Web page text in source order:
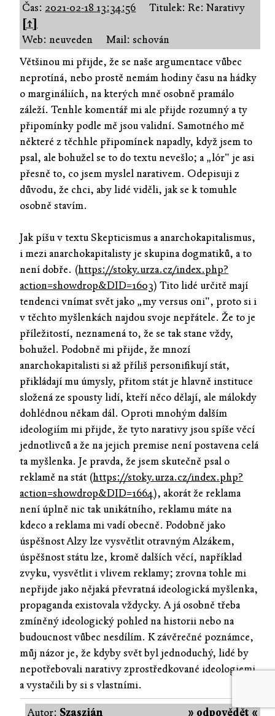
Čas: 2021-02-18 13:34:56
Titulek: Re: Narativy
[↑]
Web: neuveden
Mail: schován
Většinou mi přijde, že se naše argumentace vůbec
neprotíná, nebo prostě nemám hodiny času na hádky
o margináliích, na kterých mně osobně pramálo
záleží. Tenhle komentář mi ale přijde rozumný a ty
připomínky podle mě jsou validní. Samotného mě
některé z těchhle připomínek napadly, když jsem to
psal, ale bohužel se to do textu nevešlo; a „lór" je asi
přesně to, co jsem myslel narativem. Odepisuji z
důvodu, že chci, aby lidé viděli, jak se k tomuhle
osobně stavím.
Jak píšu v textu Skepticismus a anarchokapitalismus,
i mezi anarchokapitalisty je skupina dogmatiků, a to
není dobře. (https://stoky.urza.cz/index.php?
action=showdrop&DID=1603) Tito lidé určitě mají
tendenci vnímat svět jako „my versus oni", proto si i
v těchto myšlenkách najdou svoje nepřátele. Že to je
příležitostí, neznamená to, že se tak stane vždy,
bohužel. Podobně mi přijde, že mnozí
anarchokapitalisti si až příliš personifikují stát,
přikládají mu úmysly, přitom stát je hlavně instituce
složená ze spousty lidí, kteří něco dělají, ale málokdy
dohlédnou někam dál. Oproti mnohým dalším
ideologiím mi přijde, že tyto narativy jsou spíše věcí
jednotlivců a že na jejich premise není postavena celá
ta myšlenka. Je pravda, že jsem skutečně psal o
reklamě na stát (https://stoky.urza.cz/index.php?
action=showdrop&DID=1664), akorát že reklama
není úplně nic tak unikátního, reklamu máte na
kdeco a reklama mi vadí obecně. Podobně jako
úspěšnost Alzy lze vysvětlit otravným Alzákem,
úspěšnost státu lze, kromě dalších věcí, například
zvyku, vysvětlit i vlivem reklamy; zrovna tohle mi
nepřijde jako nějaká převratná ideologická myšlenka,
propaganda existovala vždycky. A já osobně třeba
zmíněný ideologický pohled na historii nebo na
budoucnost vůbec nesdílím. K závěrečné poznámce,
můj názor je, že kdyby svět byl jednoduchý, lidé by
nepotřebovali narativy zprostředkované ideologiemi
a vystačili by si s vlastními.
» odpovědět «
Autor: Szaszián